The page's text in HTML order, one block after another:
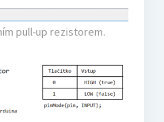
pull-up rezistorem.